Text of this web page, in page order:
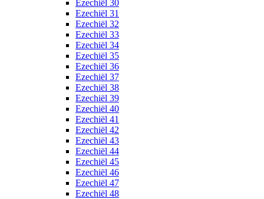
Ezechiël 30
Ezechiël 31
Ezechiël 32
Ezechiël 33
Ezechiël 34
Ezechiël 35
Ezechiël 36
Ezechiël 37
Ezechiël 38
Ezechiël 39
Ezechiël 40
Ezechiël 41
Ezechiël 42
Ezechiël 43
Ezechiël 44
Ezechiël 45
Ezechiël 46
Ezechiël 47
Ezechiël 48